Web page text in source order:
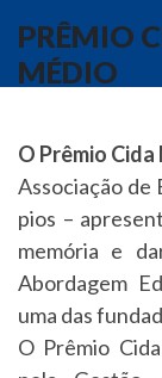
PRÊMIO
MÉDIO
O Prêmio Cida
Associação de
pios –
memória e
Abordagem
uma das
O Prêmio